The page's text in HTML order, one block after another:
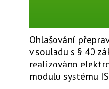
Ohlašování
v souladu s § 40
realizováno
modulu systému